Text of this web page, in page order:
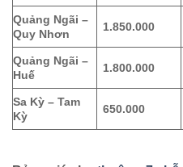
Quảng Ngãi –
Quy Nhơn
1.850.000
Quảng Ngãi –
Huế
1.800.000
Sa Kỳ – Tam
Kỳ
650.000